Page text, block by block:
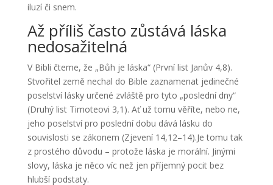
iluzí či snem.
Až příliš často zůstává láska
nedosažitelná
V Bibli čteme, že „Bůh je láska“ (První list Janův 4,8).
Stvořitel země nechal do Bible zaznamenat jedinečné
poselství lásky určené zvláště pro tyto „poslední dny“
(Druhý list Timoteovi 3,1). Ať už tomu věříte, nebo ne,
jeho poselství pro poslední dobu dává lásku do
souvislosti se zákonem (Zjevení 14,12–14).Je tomu tak
z prostého důvodu – protože láska je morální. Jinými
slovy, láska je něco víc než jen příjemný pocit bez
hlubší podstaty.